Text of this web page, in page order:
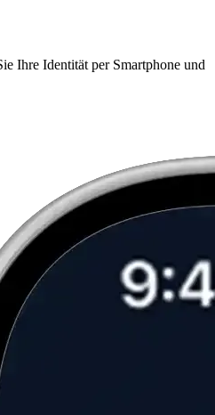
Ihre Identität per Smartphone und